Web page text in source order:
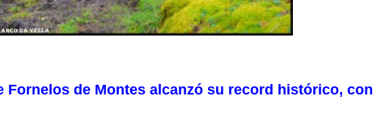
de Montes alcanzó su record histórico,